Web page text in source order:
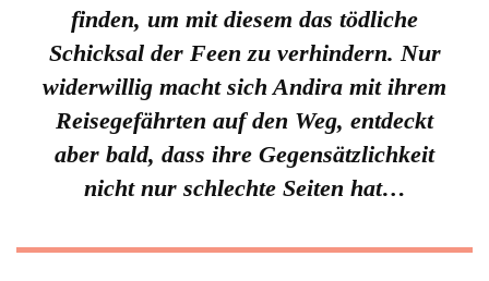
finden, um mit diesem das tödliche
Schicksal der Feen zu verhindern. Nur
widerwillig macht sich Andira mit ihrem
Reisegefährten auf den Weg, entdeckt
aber bald, dass ihre Gegensätzlichkeit
nicht nur schlechte Seiten hat…